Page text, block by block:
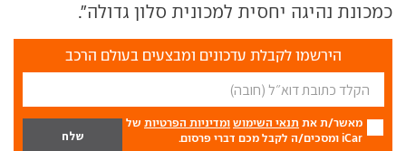
כמכונת נהיגה יחסית למכונית סלון גדולה".
הירשמו לקבלת עדכונים ומבצעים בעולם הרכב
מאשר/ת את תנאי השימוש ומדיניות הפרטיות של
iCar ומסכים/ה לקבל מכם דברי פרסום.